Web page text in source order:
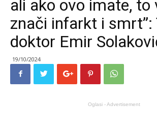
ali ako ovo imate, to
znači infarkt i smrt”:
doktor Emir
19/10/2024
Oglasi - Advertisement